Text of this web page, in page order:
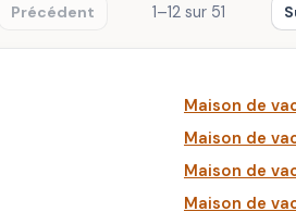
Précédent 1–12 sur 51
Maison de
Maison de
Maison de
Maison de